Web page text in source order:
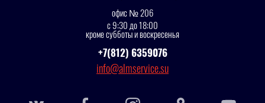
офис № 206
с 9:30 до 18:00
кроме субботы и воскресенья
+7(812) 6359076
info@almservice.su